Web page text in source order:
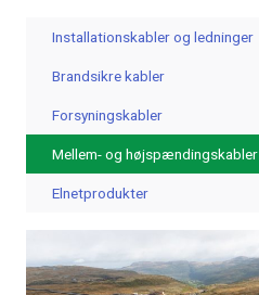
Installationskabler og ledninger
Brandsikre kabler
Forsyningskabler
Mellem- og højspændingskabler
Elnetprodukter